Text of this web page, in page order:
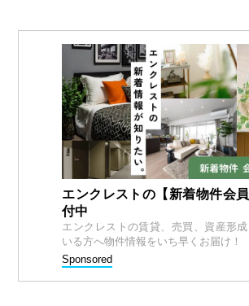
エンクレストの【新着物件会
付中
エンクレストの賃貸、売買、資産形
いる方へ物件情報をいち早くお届け！
Sponsored